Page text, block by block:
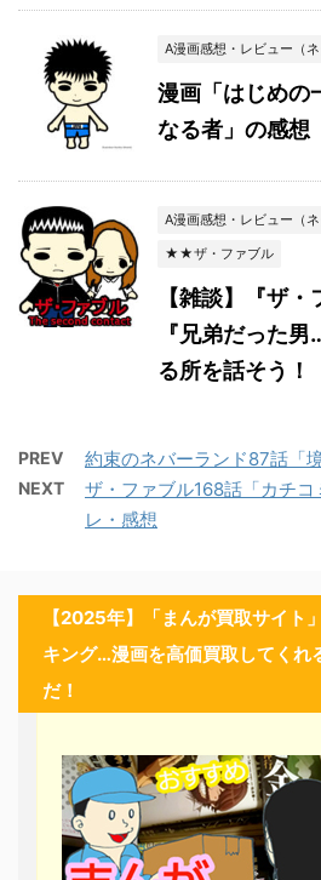
A漫画感想・レビュー（ネ
漫画「はじめの
なる者」の感想
A漫画感想・レビュー（ネ
★★ザ・ファブル
【雑談】『ザ
『兄弟だった
る所を話そう！
PREV 約束のネバーランド87話「
NEXT
ザ・ファブル168話「カチ
レ・感想
【2025年】「まんが買取サイト
キング…漫画を高価買取してくれ
だ！